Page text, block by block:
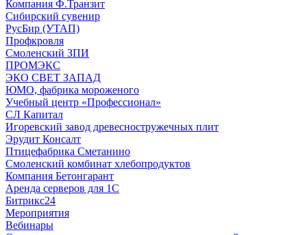
Компания Ф.Транзит
Сибирский сувенир
РусБир (УТАП)
Профкровля
Смоленский ЗПИ
ПРОМЭКС
ЭКО СВЕТ ЗАПАД
ЮМО, фабрика мороженого
Учебный центр «Профессионал»
СЛ Капитал
Игоревский завод древесностружечных плит
Эрудит Консалт
Птицефабрика Сметанино
Смоленский комбинат хлебопродуктов
Компания Бетонгарант
Аренда серверов для 1С
Битрикс24
Мероприятия
Вебинары